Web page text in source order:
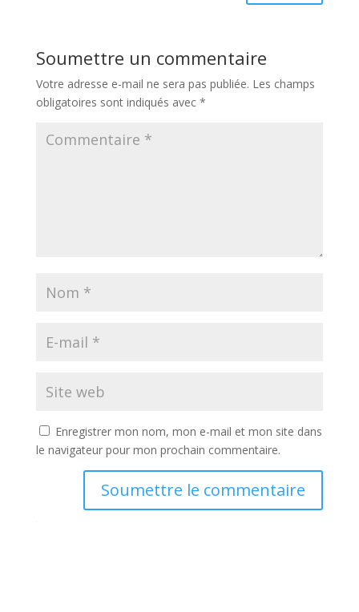
Soumettre un commentaire
Votre adresse e-mail ne sera pas publiée. Les champs
obligatoires sont indiqués avec *
Enregistrer mon nom, mon e-mail et mon site dans
le navigateur pour mon prochain commentaire.
Soumettre le commentaire